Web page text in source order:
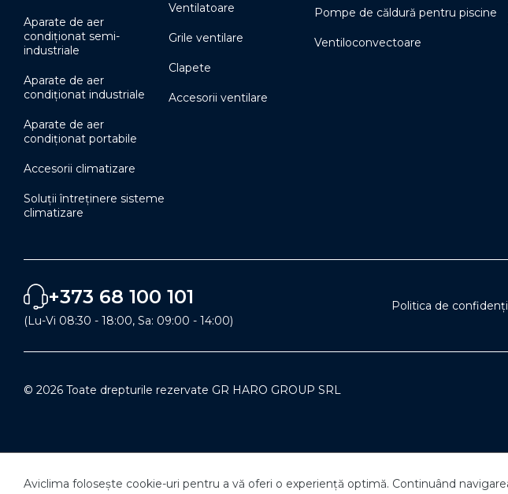
Aparate de aer
condiționat semi-
industriale
Aparate de aer
condiționat industriale
Aparate de aer
condiționat portabile
Accesorii climatizare
Soluţii întreţinere sisteme
climatizare
Ventilatoare
Grile ventilare
Clapete
Accesorii ventilare
Pompe de căldură pentru piscine
Ventiloconvectoare
+373 68 100 101
(Lu-Vi 08:30 - 18:00, Sa: 09:00 - 14:00)
Politica de
© 2026 Toate drepturile rezervate GR HARO GROUP SRL
Aviclima folosește cookie-uri pentru a vă oferi o experiență optimă. Continuând